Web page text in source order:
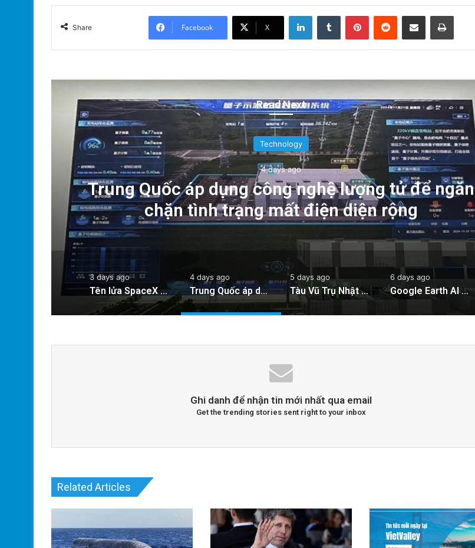
Share Facebook X
LinkedInTumblr PinterestReddit Share via Email Print
Read Next
Technology
4 days ago
Trung Quốc áp dụng công nghệ lượng tử để ngăn
chặn tình trạng mất điện diện rộng
3 days ago
Tên lửa SpaceX chuẩn bị va chạm với Mặt Trăng: Cú sốc vũ trụ sắp xảy ra!
4 days ago
Trung Quốc áp dụng công nghệ lượng tử để ngăn chặn tình trạng mất điện diện rộng
5 days ago
Tàu Vũ Trụ Nhật Bản: Chuyến Bay Gần Nhất Lịch Sử Đến Tiểu Hành Tinh
6 days ago
Google Earth AI Bị Rút Gấp Vì Cơn Bão Deepfake
Ghi danh để nhận tin mới nhất qua email
Get the trending stories sent right to your inbox
Related Articles